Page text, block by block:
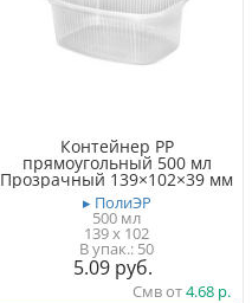
Контейнер PP
прямоугольный 500 мл
Прозрачный 139×102×39 мм
▸ ПолиЭР
500 мл
139 x 102
50
5.09
Смв от4.68